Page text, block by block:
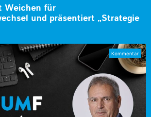
Weichen für
und präsentiert „Strategie